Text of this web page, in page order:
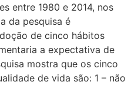
entre 1980 e 2014, nos
da pesquisa é
de cinco hábitos
a expectativa de
mostra que os cinco
de vida são: 1 – não